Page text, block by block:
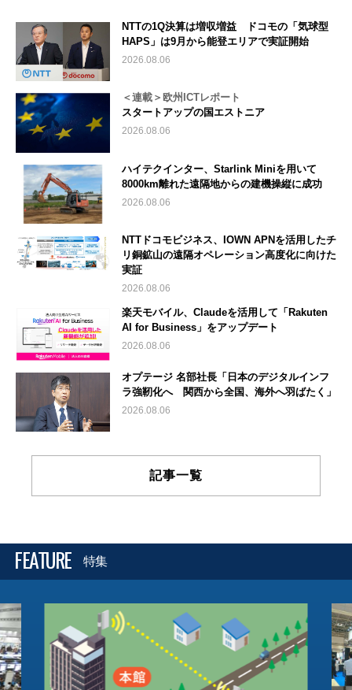
NTTの1Q決算は増収増益 ドコモの「気球型
HAPS」は9月から能登エリアで実証開始
2026.08.06
＜連載＞欧州ICTレポート
スタートアップの国エストニア
2026.08.06
ハイテクインター、Starlink Miniを用いて
8000km離れた遠隔地からの建機操縦に成功
2026.08.06
NTTドコモビジネス、IOWN APNを活用したチ
リ銅鉱山の遠隔オペレーション高度化に向けた
実証
2026.08.06
楽天モバイル、Claudeを活用して「Rakuten
AI for Business」をアップデート
2026.08.06
オプテージ 名部社長「日本のデジタルインフ
ラ強靭化へ 関西から全国、海外へ羽ばたく」
2026.08.06
記事一覧
FEATURE 特集